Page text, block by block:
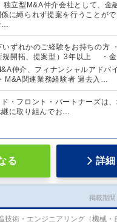
独立型M&A仲介会社として、金
に縛られず提案を行うことが
…
いずれかのご経験をお持ちの方
規開拓、提案型）3年以上 ・
仲介、フィナンシャルアドバ
M&A関連業務経験者 過去入…
・フロント・パートナーズは
継に取り組んでお…
る 詳
掲載期
技術・エンジニアリング（機械・